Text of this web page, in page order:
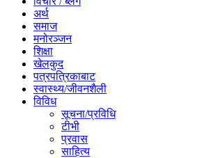
अर्थ
समाज
मनोरञ्जन
शिक्षा
खेलकुद
पत्रपत्रिकाबाट
स्वास्थ्य/जीवनशैली
विविध
सूचना/प्रविधि
टीभी
प्रवास
साहित्य